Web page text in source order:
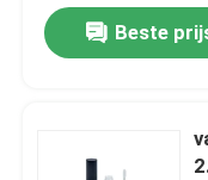
Fabrieksreis
Contacteer ons
Beste